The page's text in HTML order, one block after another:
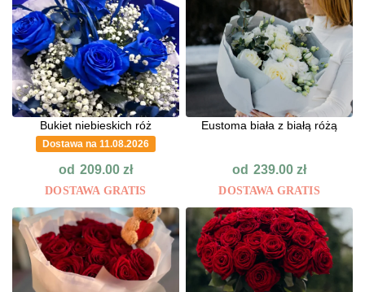
Bukiet niebieskich róż
Dostawa na 11.08.2026
od 209.00 zł
DOSTAWA GRATIS
Eustoma biała z białą różą
od 239.00zł
DOSTAWA GRATIS